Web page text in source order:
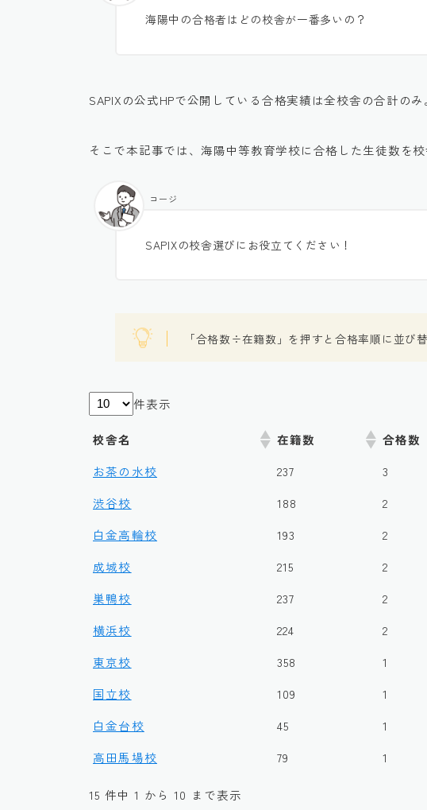
海陽中の合格者はどの校舎が一番多いの？
SAPIXの公式HPで公開している合格実績は全校舎の合計のみ
そこで本記事では、海陽中等教育学校に合格した生徒数を
SAPIXの校舎選びにお役立てください！
コージ
「合格数÷在籍数」を押すと合格率順に並び替
件表示
校舎名 在籍数 合格数
お茶の水校
237 3
渋谷校
188 2
白金高輪校
193 2
成城校
215 2
巣鴨校
237 2
横浜校
224 2
東京校
358 1
国立校
109 1
白金台校
45 1
高田馬場校
79 1
15 件中 1 から 10 まで表示